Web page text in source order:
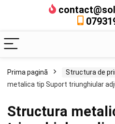
Prima pagină Structura de
metalica tip Suport triunghiular
Structura